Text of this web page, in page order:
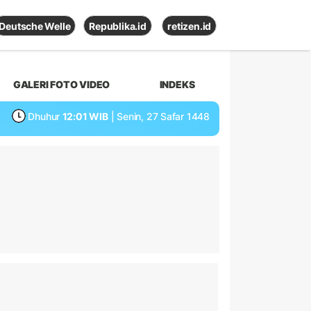
Deutsche Welle Republika.id retizen.id
GALERI FOTO VIDEO INDEKS
Dhuhur 12:01 WIB | Senin, 27 Safar 1448